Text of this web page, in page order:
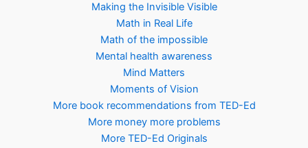
Making the Invisible Visible
Math in Real Life
Math of the impossible
Mental health awareness
Mind Matters
Moments of Vision
More book recommendations from TED-Ed
More money more problems
More TED-Ed Originals